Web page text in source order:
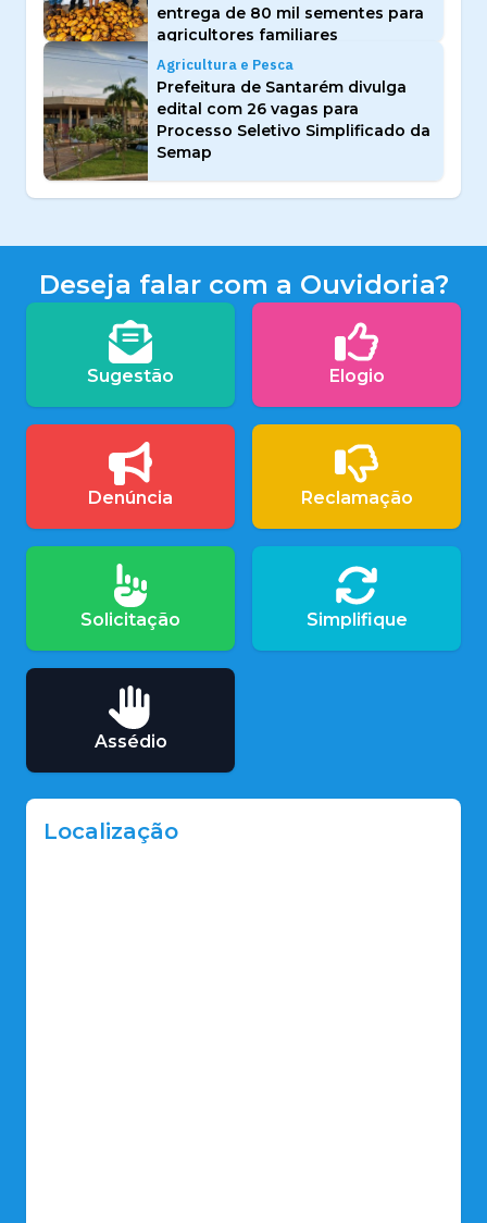
entrega de 80 mil sementes para
agricultores familiares
Agricultura e Pesca
Prefeitura de Santarém divulga
edital com 26 vagas para
Processo Seletivo Simplificado da
Semap
Deseja falar com a Ouvidoria?
Sugestão Elogio
Denúncia Reclamação
Solicitação Simplifique
Assédio
Localização